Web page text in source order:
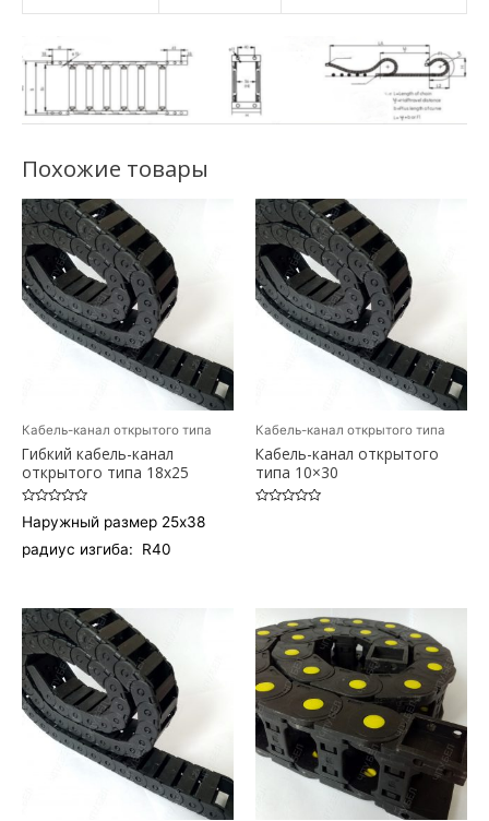
Похожие товары
Кабель-канал открытого типа
Гибкий кабель-канал
открытого типа 18х25
Оценка
0
5
Наружный размер 25х38
радиус изгиба: R40
Кабель-канал открытого типа
Кабель-канал открытого
типа 10×30